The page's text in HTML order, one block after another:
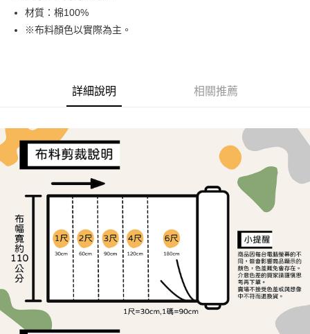
Google Pay
AFTEE先享後付
１．簡單：不需註冊會員、不需綁卡、不需儲值。
３．安心：先確認商品／服務後，再付款。
【「AFTEE先享後付」結帳流程】
１．於結帳方式選擇「AFTEE先享後付」後，將跳轉至「AFTEE先享後付」
結帳頁面，進行簡訊認證並確認金額後，即可完成結帳。
２．訂單成立數日內，您將收到繳費通知簡訊。
３．收到繳費通知簡訊後14天內，點擊此簡訊中的連結，可透過四大超商／
ATM／網路銀行／等多元方式進行付款，方視為交易完成。
※ 請注意：結帳手續完成當下不需立刻繳費，但若您需要取消訂單，請聯絡
購買商品的店家。未經商家同意取消之訂單仍視為有效，需透過AFTEE先享
後付繳納相關費用。
※ 交易是否成功請以「AFTEE先享後付 」之結帳頁面顯示為準，若有關於
是否繳費成功／繳費後需取消欲退款等相關疑問，請聯繫「AFTEE先享後付
客戶支援中心」 https://netprotections.freshdesk.com/support/home
【注意事項】
１．透過由恩沛科技股份有限公司提供之「AFTEE先享後付」服務完成之交
全家取貨付款
每筆NT$65，滿NT$1,500(含以上)免運費
每筆NT$65，滿NT$1,500(含以上)免運費
宅配
每筆NT$150，滿NT$1,500(含以上)免運費
離島宅配
每筆NT$240
材質：棉100%
※布料顏色以實際為主。
詳細說明 相關推薦